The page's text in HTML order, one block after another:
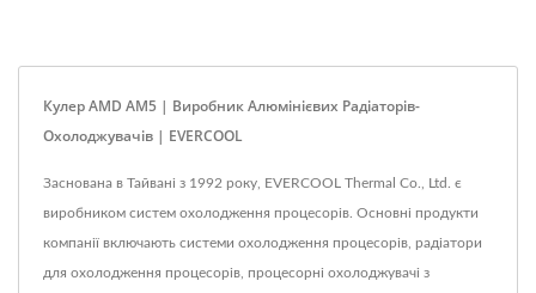
Кулер AMD AM5 | Виробник Алюмінієвих Радіаторів-
Охолоджувачів | EVERCOOL
Заснована в Тайвані з 1992 року, EVERCOOL Thermal Co., Ltd. є
виробником систем охолодження процесорів. Основні продукти
компанії включають системи охолодження процесорів, радіатори
для охолодження процесорів, процесорні охолоджувачі з